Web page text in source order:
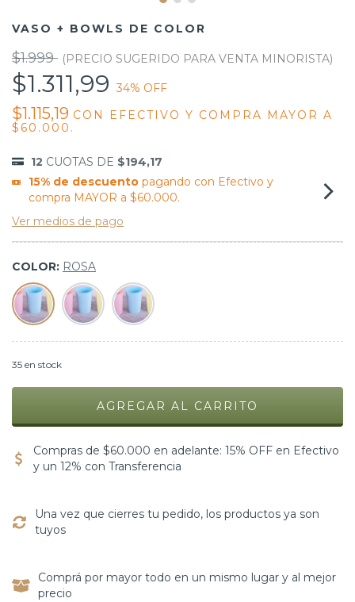
VASO + BOWLS DE COLOR
$1.999
$1.311,9934% OFF
$1.115,19 CON
EFECTIVO Y COMPRA MAYOR A
$60.000.
12 CUOTAS DE $194,17
15% de descuentopagando con Efectivo y
compra MAYOR a $60.000.
Ver medios de pago
COLOR: ROSA
35 en stock
Compras de $60.000 en adelante: 15% OFF en Efectivo
y un 12% con Transferencia
Una vez que cierres tu pedido, los productos ya son
tuyos
Comprá por mayor todo en un mismo lugar y al mejor
precio